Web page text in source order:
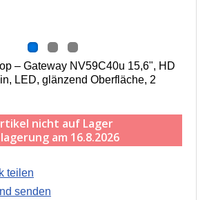
– Gateway NV59C40u 15,6", HD
LED, g länzend Oberfläche, 2
nicht auf Lager
am 16.8.2026
teilen
senden